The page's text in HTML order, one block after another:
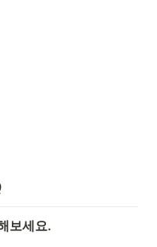
보세요.